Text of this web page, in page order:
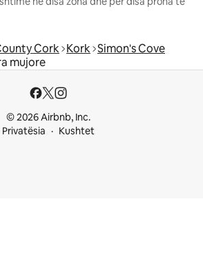
Cork Kork Simon's Cove
mujore
© 2026 Airbnb, Inc.
Privatësia
Kushtet